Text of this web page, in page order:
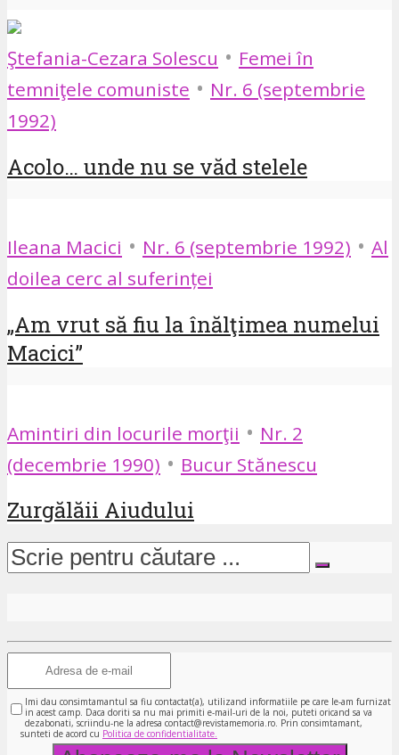
Ştefania-Cezara Solescu • Femei în
temniţele comuniste • Nr. 6 (septembrie
1992)
Acolo… unde nu se văd stelele
Ileana Macici • Nr. 6 (septembrie 1992) • Al
doilea cerc al suferinței
„Am vrut să fiu la înălţimea numelui
Macici”
Amintiri din locurile morţii • Nr. 2
(decembrie 1990) • Bucur Stănescu
Zurgălăii Aiudului
Imi dau consimtamantul sa fiu contactat(a), utilizand informatiile pe care le-am furnizat
in acest camp. Daca doriti sa nu mai primiti e-mail-uri de la noi, puteti oricand sa va
dezabonati, scriindu-ne la adresa contact@revistamemoria.ro. Prin consimtamant,
sunteti de acord cu Politica de confidentialitate.